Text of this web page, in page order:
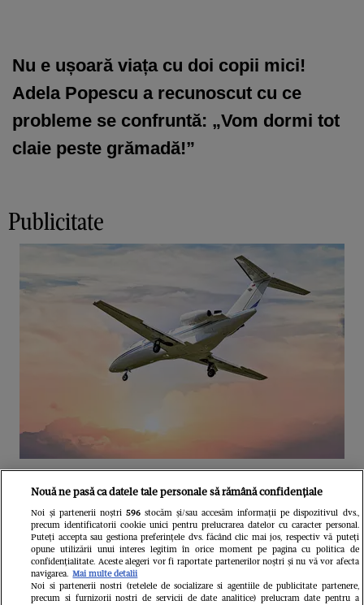
Nu e ușoară viața cu doi copii mici!
Adela Popescu a recunoscut cu ce
probleme se confruntă: „Vom dormi tot
claie peste grămadă!”
Publicitate
Unul dintre cele mai folosite
aeroporturi din Europa își închide
complet porțile timp de trei luni.
Milioane de pasageri, afectați
Nouă ne pasă ca datele tale personale să rămână confidențiale
Noi și partenerii noștri 596stocăm și/sau accesăm informații pe dispozitivul dvs.,
precum identificatorii cookie unici pentru prelucrarea datelor cu caracter personal.
Puteți accepta sau gestiona preferințele dvs. făcând clic mai jos, respectiv vă puteți
opune utilizării unui interes legitim în orice moment pe pagina cu politica de
confidențialitate. Aceste alegeri vor fi raportate partenerilor noștri și nu vă vor afecta
navigarea. Mai multe detalii
Noi si partenerii nostri (retelele de socializare si agentiile de publicitate partenere,
precum si furnizorii nostri de servicii de date analitice) prelucram date pentru a